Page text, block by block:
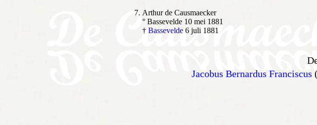
Arthur de Causmaecker
° Bassevelde 10 mei 1881
† Bassevelde 6 juli 1881
Jacobus Bernardus Franciscus